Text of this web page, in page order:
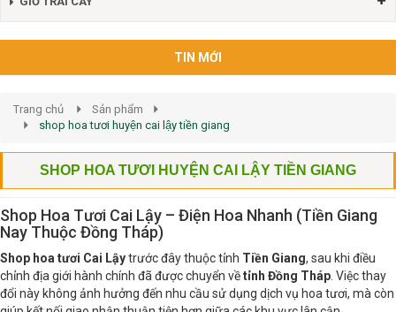
Trang chủ
Sản phẩm
shop hoa tươi huyện cai lậy tiền giang
SHOP HOA TƯƠI HUYỆN CAI LẬY TIỀN GIANG
Shop Hoa Tươi Cai Lậy – Điện Hoa Nhanh (Tiền Giang
Nay Thuộc Đồng Tháp)
Shop hoa tươi Cai Lậy trước đây thuộc tỉnh Tiền Giang, sau khi điều
chỉnh địa giới hành chính đã được chuyển về
tỉnh Đồng Tháp
. Việc thay
đổi này không ảnh hưởng đến nhu cầu sử dụng dịch vụ hoa tươi, mà còn